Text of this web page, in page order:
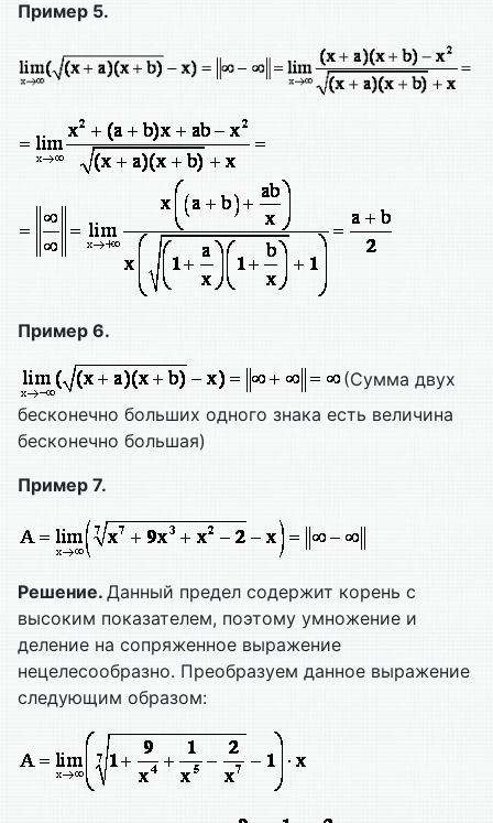
Пример 5.
Пример 6.
(Сумма двух
бесконечно больших одного знака есть величина
бесконечно большая)
Пример 7.
Решение. Данный предел содержит корень с
высоким показателем, поэтому умножение и
деление на сопряженное выражение
нецелесообразно. Преобразуем данное выражение
следующим образом: